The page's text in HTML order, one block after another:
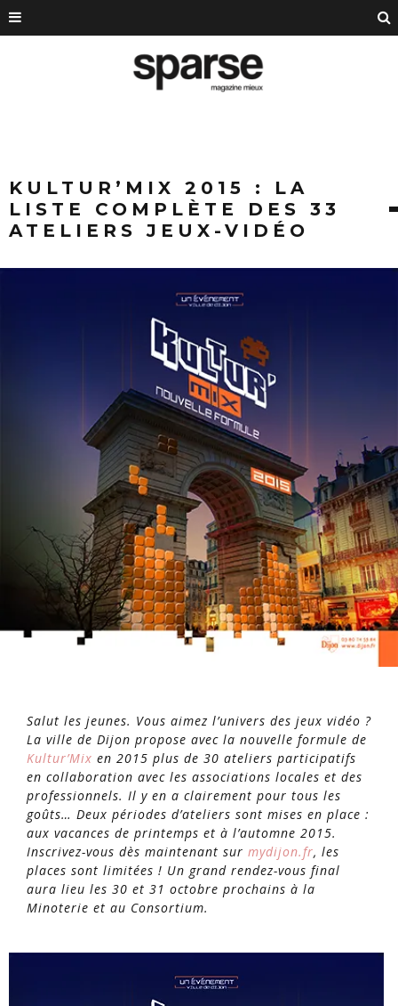
KULTUR’MIX 2015 : LA
LISTE COMPLÈTE DES 33
ATELIERS JEUX-VIDÉO
Salut les jeunes. Vous aimez l’univers des jeux vidéo ?
La ville de Dijon propose avec la nouvelle formule de
Kultur’Mix en 2015 plus de 30 ateliers participatifs
en collaboration avec les associations locales et des
professionnels. Il y en a clairement pour tous les
goûts… Deux périodes d’ateliers sont mises en place :
aux vacances de printemps et à l’automne 2015.
Inscrivez-vous dès maintenant sur mydijon.fr, les
places sont limitées ! Un grand rendez-vous final
aura lieu les 30 et 31 octobre prochains à la
Minoterie et au Consortium.